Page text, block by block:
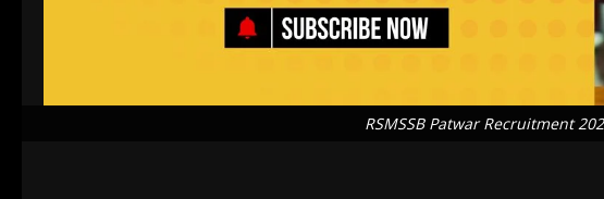
RSMSSB Patwar Recruitment